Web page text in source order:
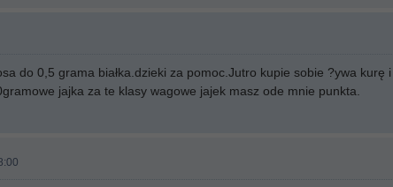
do 0,5 grama białka.dzieki za pomoc.Jutro kupie sobie ?ywa kurę
jajka za te klasy wagowe jajek masz ode mnie punkta.